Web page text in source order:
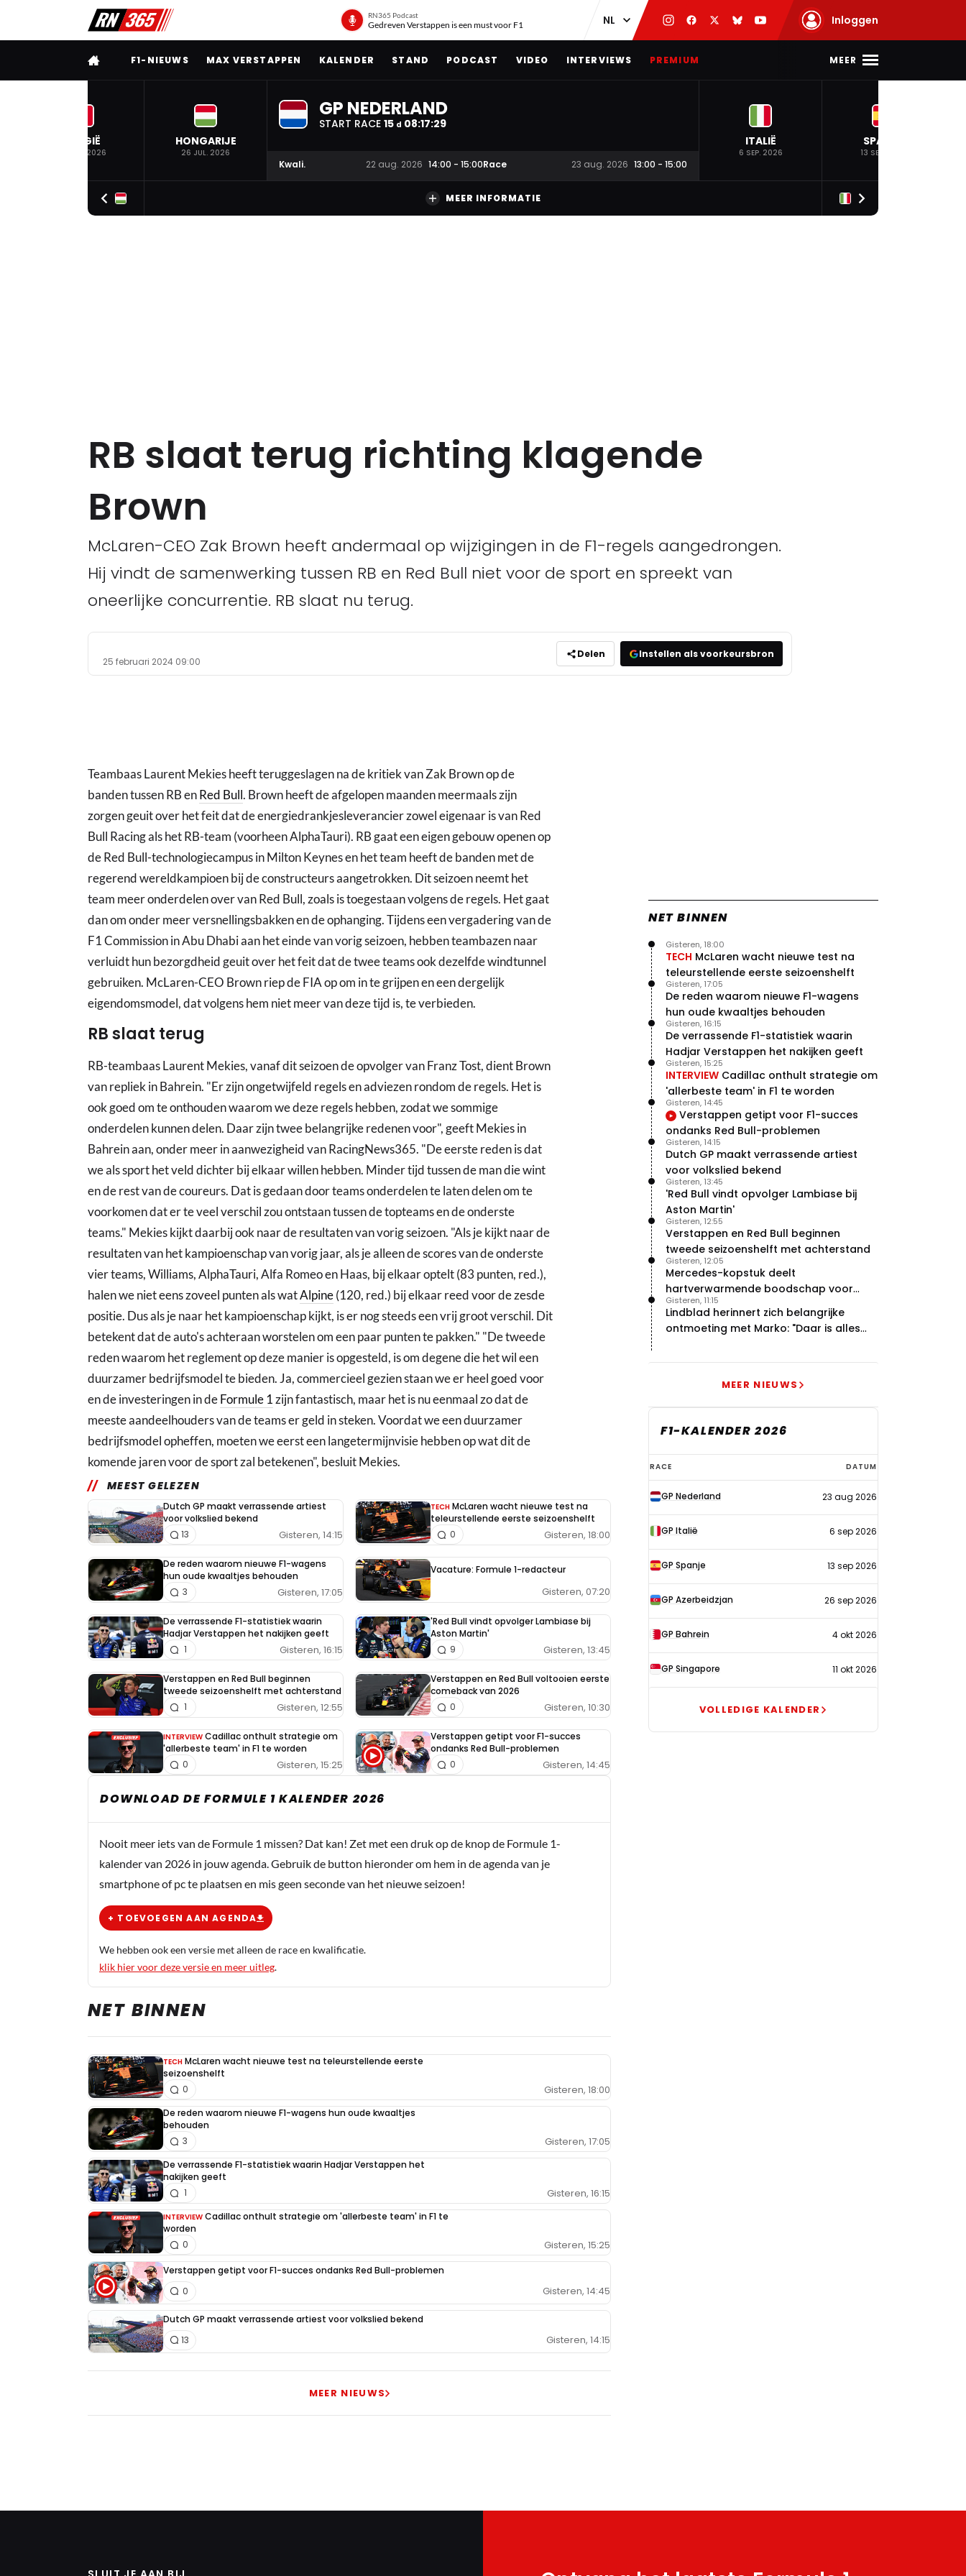
RN365 Podcast
Gedreven Verstappen is een must voor F1 Inloggen
VOLLEDIG MENU
F1-NIEUWS MAX VERSTAPPEN KALENDER STAND PODCAST VIDEO INTERVIEWS PREMIUM MEER
BELGIË
19 JUL. 2026
HONGARIJE
26 JUL. 2026
GP NEDERLAND
START RACE 15 d 08:17:29
Kwali. 22 aug. 2026 14:00 - 15:00Race 23 aug. 2026 13:00 - 15:00
ITALIË
6 SEP. 2026
SPANJE
13 SEP. 2026
MEER INFORMATIE
RB slaat terug richting klagende
Brown
McLaren-CEO Zak Brown heeft andermaal op wijzigingen in de F1-regels aangedrongen.
Hij vindt de samenwerking tussen RB en Red Bull niet voor de sport en spreekt van
oneerlijke concurrentie. RB slaat nu terug.
25 februari 2024 09:00
Delen Instellen als voorkeursbron
Teambaas Laurent Mekies heeft teruggeslagen na de kritiek van Zak Brown op de
banden tussen RB enRed Bull. Brown heeft de afgelopen maanden meermaals zijn
zorgen geuit over het feit dat de energiedrankjesleverancier zowel eigenaar is van Red
Bull Racing als het RB-team (voorheen AlphaTauri). RB gaat een eigen gebouw openen op
de Red Bull-technologiecampus in Milton Keynes en het team heeft de banden met de
regerend wereldkampioen bij de constructeurs aangetrokken. Dit seizoen neemt het
team meer onderdelen over van Red Bull, zoals is toegestaan volgens de regels. Het gaat
dan om onder meer versnellingsbakken en de ophanging. Tijdens een vergadering van de
F1 Commission in Abu Dhabi aan het einde van vorig seizoen, hebben teambazen naar
verluidt hun bezorgdheid geuit over het feit dat de twee teams ook dezelfde windtunnel
gebruiken. McLaren-CEO Brown riep de FIA op om in te grijpen en een dergelijk
eigendomsmodel, dat volgens hem niet meer van deze tijd is, te verbieden.
RB slaat terug
RB-teambaas Laurent Mekies, vanaf dit seizoen de opvolger van Franz Tost, dient Brown
van repliek in Bahrein. "Er zijn ongetwijfeld regels en adviezen rondom de regels. Het is
ook goed om te onthouden waarom we deze regels hebben, zodat we sommige
onderdelen kunnen delen. Daar zijn twee belangrijke redenen voor", geeft Mekies in
Bahrein aan, onder meer in aanwezigheid van RacingNews365. "De eerste reden is dat
we als sport het veld dichter bij elkaar willen hebben. Minder tijd tussen de man die wint
en de rest van de coureurs. Dat is gedaan door teams onderdelen te laten delen om te
voorkomen dat er te veel verschil zou ontstaan tussen de topteams en de onderste
teams." Mekies kijkt daarbij ook naar de resultaten van vorig seizoen. "Als je kijkt naar de
resultaten van het kampioenschap van vorig jaar, als je alleen de scores van de onderste
vier teams, Williams, AlphaTauri, Alfa Romeo en Haas, bij elkaar optelt (83 punten, red.),
halen we niet eens zoveel punten als watAlpine(120, red.) bij elkaar reed voor de zesde
positie. Dus als je naar het kampioenschap kijkt, is er nog steeds een vrij groot verschil. Dit
betekent dat de auto's achteraan worstelen om een paar punten te pakken." "De tweede
reden waarom het reglement op deze manier is opgesteld, is om degene die het wil een
duurzamer bedrijfsmodel te bieden. Ja, commercieel gezien staan we er heel goed voor
en de investeringen in deFormule 1zijn fantastisch, maar het is nu eenmaal zo dat de
meeste aandeelhouders van de teams er geld in steken. Voordat we een duurzamer
bedrijfsmodel opheffen, moeten we eerst een langetermijnvisie hebben op wat dit de
komende jaren voor de sport zal betekenen", besluit Mekies.
MEEST GELEZEN
Dutch GP maakt verrassende artiest
voor volkslied bekend
Gisteren, 14:15
13
TECH McLaren wacht nieuwe test na
teleurstellende eerste seizoenshelft
Gisteren, 18:00
0
De reden waarom nieuwe F1-wagens
hun oude kwaaltjes behouden
Gisteren, 17:05
3
Vacature: Formule 1-redacteur
Gisteren, 07:20
De verrassende F1-statistiek waarin
Hadjar Verstappen het nakijken geeft
Gisteren, 16:15
1
'Red Bull vindt opvolger Lambiase bij
Aston Martin'
Gisteren, 13:45
9
Verstappen en Red Bull beginnen
tweede seizoenshelft met achterstand
Gisteren, 12:55
1
Verstappen en Red Bull voltooien eerste
comeback van 2026
Gisteren, 10:30
0
INTERVIEW Cadillac onthult strategie om
'allerbeste team' in F1 te worden
Gisteren, 15:25
0
Verstappen getipt voor F1-succes
ondanks Red Bull-problemen
Gisteren, 14:45
0
DOWNLOAD DE FORMULE 1 KALENDER 2026
Nooit meer iets van de Formule 1 missen? Dat kan! Zet met een druk op de knop de Formule 1-
kalender van 2026 in jouw agenda. Gebruik de button hieronder om hem in de agenda van je
smartphone of pc te plaatsen en mis geen seconde van het nieuwe seizoen!
+ TOEVOEGEN AAN AGENDA
We hebben ook een versie met alleen de race en kwalificatie.
klik hier voor deze versie en meer uitleg.
NET BINNEN
TECH McLaren wacht nieuwe test na teleurstellende eerste
seizoenshelft
Gisteren, 18:00
0
De reden waarom nieuwe F1-wagens hun oude kwaaltjes
behouden
Gisteren, 17:05
3
De verrassende F1-statistiek waarin Hadjar Verstappen het
nakijken geeft
Gisteren, 16:15
1
INTERVIEW Cadillac onthult strategie om 'allerbeste team' in F1 te
worden
Gisteren, 15:25
0
Verstappen getipt voor F1-succes ondanks Red Bull-problemen
Gisteren, 14:45
0
Dutch GP maakt verrassende artiest voor volkslied bekend
Gisteren, 14:15
13
MEER NIEUWS
NET BINNEN
TECH McLaren wacht nieuwe test na
teleurstellende eerste seizoenshelft
Gisteren, 18:00
De reden waarom nieuwe F1-wagens
hun oude kwaaltjes behouden
Gisteren, 17:05
De verrassende F1-statistiek waarin
Hadjar Verstappen het nakijken geeft
Gisteren, 16:15
INTERVIEW Cadillac onthult strategie om
'allerbeste team' in F1 te worden
Gisteren, 15:25
Verstappen getipt voor F1-succes
ondanks Red Bull-problemen
Gisteren, 14:45
Dutch GP maakt verrassende artiest
voor volkslied bekend
Gisteren, 14:15
'Red Bull vindt opvolger Lambiase bij
Aston Martin'
Gisteren, 13:45
Verstappen en Red Bull beginnen
tweede seizoenshelft met achterstand
Gisteren, 12:55
Mercedes-kopstuk deelt
hartverwarmende boodschap voor
overstap naar Red Bull
Gisteren, 12:05
Lindblad herinnert zich belangrijke
ontmoeting met Marko: "Daar is alles
Gisteren, 11:15
MEER NIEUWS
F1-KALENDER 2026
F1-
kalender
2026
RACE DATUM
GP Nederland 23 aug 2026
GP Italië 6 sep 2026
GP Spanje 13 sep 2026
GP Azerbeidzjan 26 sep 2026
GP Bahrein 4 okt 2026
GP Singapore 11 okt 2026
VOLLEDIGE KALENDER